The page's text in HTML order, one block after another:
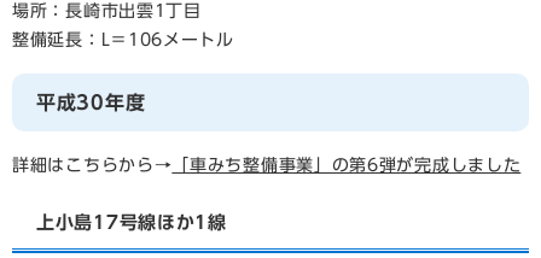
場所：長崎市出雲1丁目
整備延長：L＝106メートル
平成30年度
詳細はこちらから→ 「車みち整備事業」の第6弾が完成しました
上小島17号線ほか1線